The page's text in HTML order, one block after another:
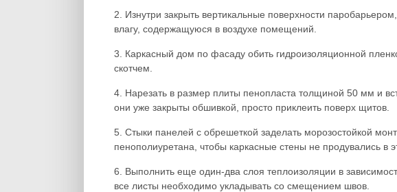
2. Изнутри закрыть вертикальные поверхности
влагу, содержащуюся в воздухе помещений.
3. Каркасный дом по фасаду обить гидроизоляционной
скотчем.
4. Нарезать в размер плиты пенопласта толщиной 50 мм и
они уже закрыты обшивкой, просто приклеить поверх щитов.
5. Стыки панелей с обрешеткой заделать морозостойкой
пенополиуретана, чтобы каркасные стены не продувались в
6. Выполнить еще один-два слоя теплоизоляции в
все листы необходимо укладывать со смещением швов.